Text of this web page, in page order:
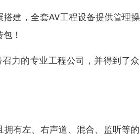
建，全套AV工程设备提供管理
！
力的专业工程公司，并得到了
有左、右声道、混合、监听等